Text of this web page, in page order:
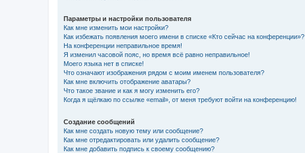
Параметры и настройки пользователя
Как мне изменить мои настройки?
Как избежать появления моего имени в списке «Кто сейчас на конференции»?
На конференции неправильное время!
Я изменил часовой пояс, но время всё равно неправильное!
Моего языка нет в списке!
Что означают изображения рядом с моим именем пользователя?
Как мне включить отображение аватары?
Что такое звание и как я могу изменить его?
Когда я щёлкаю по ссылке «email», от меня требуют войти на конференцию!
Создание сообщений
Как мне создать новую тему или сообщение?
Как мне отредактировать или удалить сообщение?
Как мне добавить подпись к своему сообщению?